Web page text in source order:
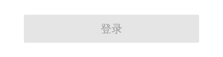
登录